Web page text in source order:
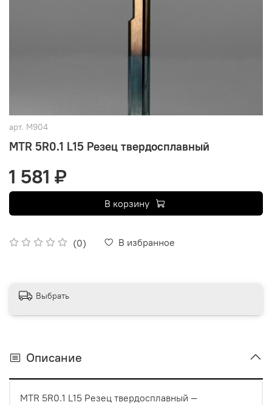
арт. M904
MTR 5R0.1 L15 Резец твердосплавный
(0) В избранное
1 581 ₽
В корзину
Выбрать
Описание
MTR 5R0.1 L15 Резец твердосплавный —